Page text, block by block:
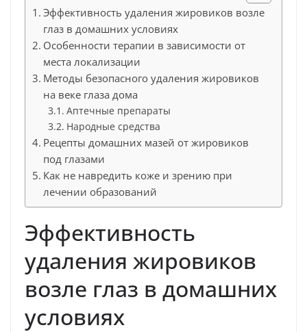
Эффективность удаления жировиков возле
глаз в домашних условиях
Особенности терапии в зависимости от
места локализации
Методы безопасного удаления жировиков
на веке глаза дома
Аптечные препараты
Народные средства
Рецепты домашних мазей от жировиков
под глазами
Как не навредить коже и зрению при
лечении образований
Эффективность
удаления жировиков
возле глаз в домашних
условиях